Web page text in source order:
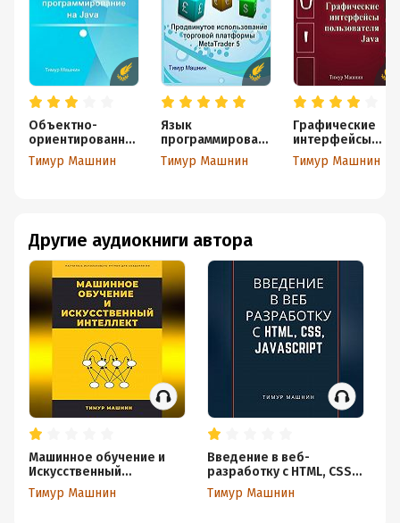
Объектно-
ориентированно
е
программирован
Тимур Машнин
Язык
программирован
ия MQL5:
Продвинутое
Тимур Машнин
Графические
интерфейсы
пользователя Jav
a
Тимур Машнин
Другие аудиокниги автора
Машинное обучение и
Искусственный
Интеллект
Тимур Машнин
Введение в веб-
разработку с HTML, CSS,
JavaScript
Тимур Машнин